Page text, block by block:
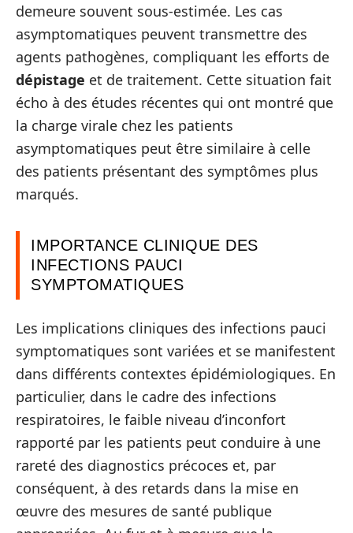
demeure souvent sous-estimée. Les cas
asymptomatiques peuvent transmettre des
agents pathogènes, compliquant les efforts de
dépistage et de traitement. Cette situation fait
écho à des études récentes qui ont montré que
la charge virale chez les patients
asymptomatiques peut être similaire à celle
des patients présentant des symptômes plus
marqués.
IMPORTANCE CLINIQUE DES
INFECTIONS PAUCI
SYMPTOMATIQUES
Les implications cliniques des infections pauci
symptomatiques sont variées et se manifestent
dans différents contextes épidémiologiques. En
particulier, dans le cadre des infections
respiratoires, le faible niveau d’inconfort
rapporté par les patients peut conduire à une
rareté des diagnostics précoces et, par
conséquent, à des retards dans la mise en
œuvre des mesures de santé publique